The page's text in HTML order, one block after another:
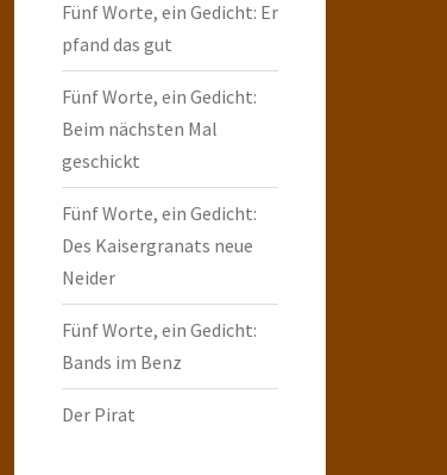
Fünf Worte, ein Gedicht: Er
pfand das gut
Fünf Worte, ein Gedicht:
Beim nächsten Mal
geschickt
Fünf Worte, ein Gedicht:
Des Kaisergranats neue
Neider
Fünf Worte, ein Gedicht:
Bands im Benz
Der Pirat